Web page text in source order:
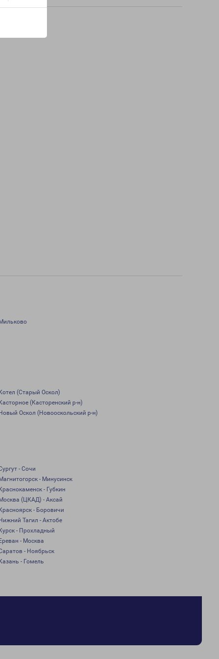
(Старый Оскол)
(Касторенский р-н)
Оскол (Новооскольский р-н)
- Сочи
- Минусинск
- Губкин
(ЦКАД) - Аксай
- Боровичи
Тагил - Актобе
- Прохладный
- Москва
- Ноябрьск
- Гомель